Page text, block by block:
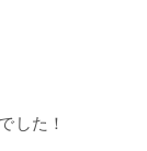
した！